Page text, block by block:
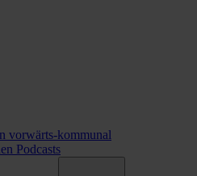
vorwärts-kommunal
Podcasts